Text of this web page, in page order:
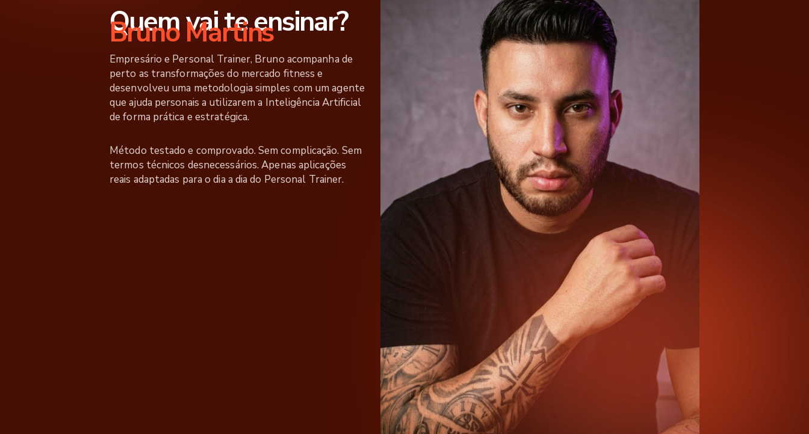
Quem vai te ensinar?
Bruno Martins
Empresário e Personal Trainer, Bruno acompanha de
perto as transformações do mercado fitness e
desenvolveu uma metodologia simples com um agente
que ajuda personais a utilizarem a Inteligência Artificial
de forma prática e estratégica.
Método testado e comprovado. Sem complicação. Sem
termos técnicos desnecessários. Apenas aplicações
reais adaptadas para o dia a dia do Personal Trainer.